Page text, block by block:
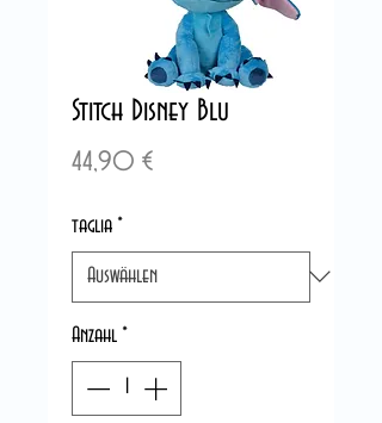
Stitch Disney Blu
44,90 €Preis
taglia *
Anzahl *